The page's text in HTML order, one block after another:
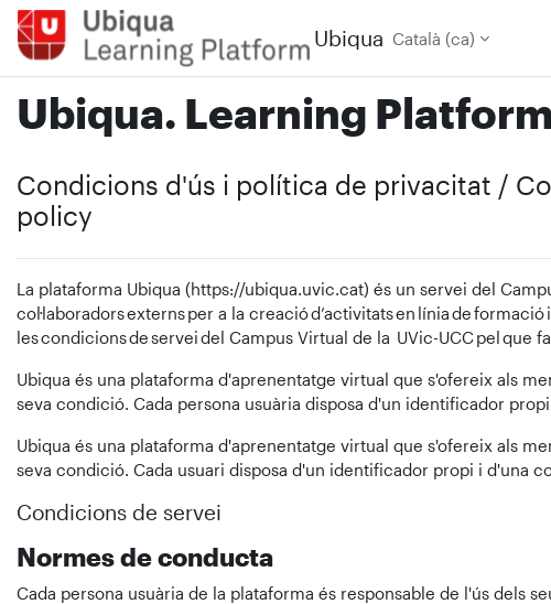
Ves al contingut principal
Ubiqua Català ‎(ca)‎
Ubiqua. Learning
Condicions d'ús i política de privacitat /
policy
La plataforma Ubiqua (https://ubiqua.uvic.cat) és un servei del
col·laboradors externs per a la creació d’activitats en línia de
les condicions de servei del Campus Virtual de la UVic-UCC pel que
Ubiqua és una plataforma d'aprenentatge virtual que s'ofereix als
seva condició. Cada persona usuària disposa d'un identificador
Ubiqua és una plataforma d'aprenentatge virtual que s'ofereix als
seva condició. Cada usuari disposa d'un identificador propi i d'una
Condicions de servei
Normes de conducta
Cada persona usuària de la plataforma és responsable de l'ús dels